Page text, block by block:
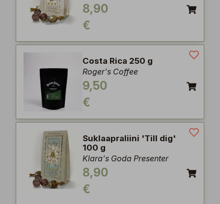
8,90
€
Costa Rica 250 g
Roger's Coffee
9,50
€
Suklaapraliini 'Till dig'
100 g
Klara's Goda Presenter
8,90
€